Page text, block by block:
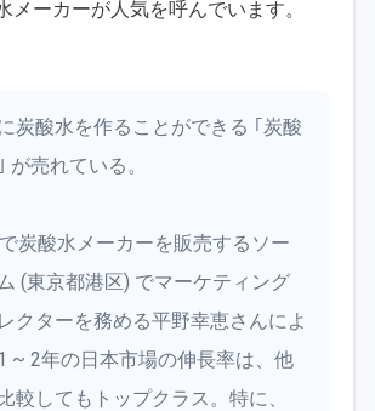
メーカーが人気を呼んでいます。
炭酸水を作ることができる ｢炭酸
が売れている。
炭酸水メーカーを販売するソー
(東京都港区) でマーケティング
クターを務める平野幸恵さんによ
~ 2年の日本市場の伸長率は、他
較してもトップクラス。特に、